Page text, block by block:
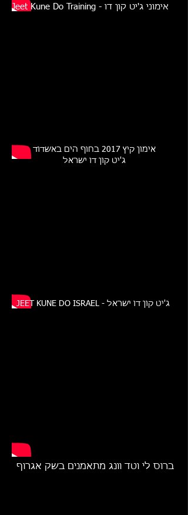
אימון קיץ 2017 בחוף הים באשדוד
ג'יט קון דו ישראל
JEET KUNE DO ISRAEL - ג'יט קון דו ישראל
ברוס לי וטד וונג מתאמנים בשק אגרוף